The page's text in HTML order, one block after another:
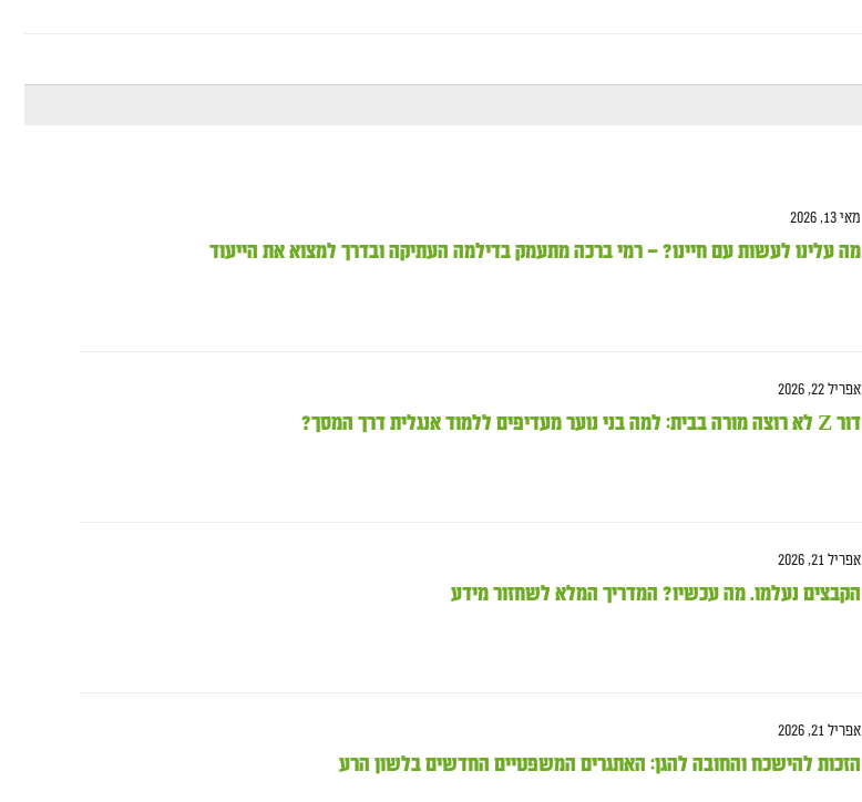
מאי 13, 2026
מה עלינו לעשות עם חיינו? – רמי ברכה מתעמק בדילמה העתיקה ובדרך למצוא את הייעוד
אפריל 22, 2026
דור Z לא רוצה מורה בבית: למה בני נוער מעדיפים ללמוד אנגלית דרך המסך?
אפריל 21, 2026
הקבצים נעלמו. מה עכשיו? המדריך המלא לשחזור מידע
אפריל 21, 2026
הזכות להישכח והחובה להגן: האתגרים המשפטיים החדשים בלשון הרע